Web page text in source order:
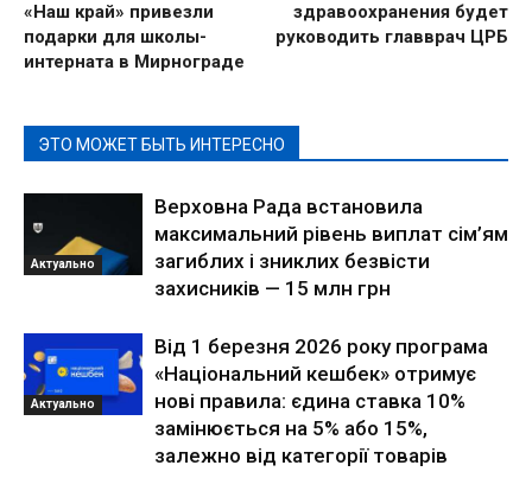
«Наш край» привезли
подарки для школы-
интерната в Мирнограде
здравоохранения будет
руководить главврач ЦРБ
ЭТО МОЖЕТ БЫТЬ ИНТЕРЕСНО
Актуально
Верховна Рада встановила
максимальний рівень виплат сім’ям
загиблих і зниклих безвісти
захисників — 15 млн грн
Актуально
Від 1 березня 2026 року програма
«Національний кешбек» отримує
нові правила: єдина ставка 10%
замінюється на 5% або 15%,
залежно від категорії товарів